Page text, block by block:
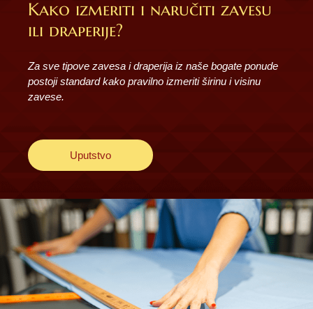
Kako izmeriti i naručiti zavesu
ili draperije?
Za sve tipove zavesa i draperija iz naše bogate ponude
postoji standard kako pravilno izmeriti širinu i visinu
zavese.
Uputstvo